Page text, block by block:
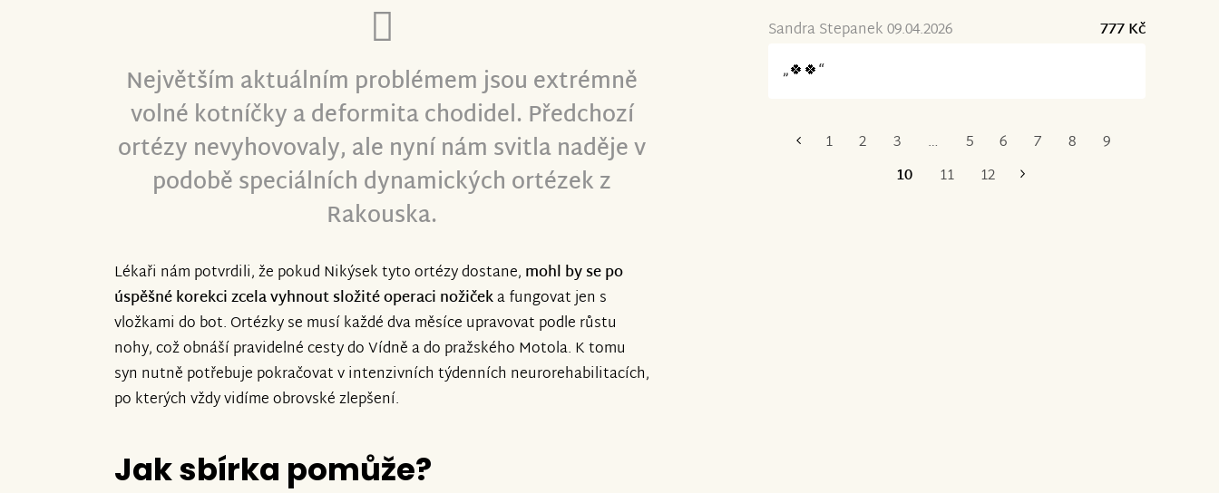
Největším aktuálním problémem jsou extrémně
volné kotníčky a deformita chodidel. Předchozí
ortézy nevyhovovaly, ale nyní nám svitla naděje v
podobě speciálních dynamických ortézek z
Rakouska.
Lékaři nám potvrdili, že pokud Nikýsek tyto ortézy dostane, mohl by se po
úspěšné korekci zcela vyhnout složité operaci nožičeka fungovat jen s
vložkami do bot. Ortézky se musí každé dva měsíce upravovat podle růstu
nohy, což obnáší pravidelné cesty do Vídně a do pražského Motola. K tomu
syn nutně potřebuje pokračovat v intenzivních týdenních neurorehabilitacích,
po kterých vždy vidíme obrovské zlepšení.
Jak sbírka pomůže?
Sandra Stepanek 09.04.2026
777 Kč
„🍀🍀“
První
1 2 3 … 5 6 7 8
9
10
11 12
Poslední